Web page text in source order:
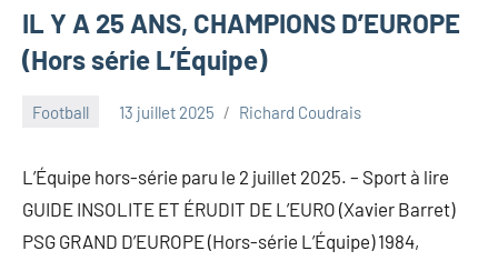
IL Y A 25 ANS, CHAMPIONS D’EUROPE
(Hors série L’Équipe)
Football 13 juillet 2025 Richard Coudrais
L’Équipe hors-série paru le 2 juillet 2025. – Sport à lire
GUIDE INSOLITE ET ÉRUDIT DE L’EURO (Xavier Barret)
PSG GRAND D’EUROPE (Hors-série L’Équipe) 1984,